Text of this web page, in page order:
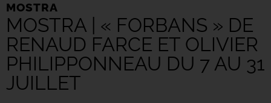
MOSTRA
MOSTRA | « FORBANS » DE
RENAUD FARCE ET OLIVIER
PHILIPPONNEAU DU 7 AU 31
JUILLET